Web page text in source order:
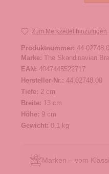
Zum Merkzettel hinzufügen
Produktnummer:
Marke: The Skandinavian
EAN: 4047445522717
Hersteller-Nr.: 44.02748.00
Tiefe: 2 cm
Breite: 13 cm
Höhe: 9 cm
Gewicht: 0,1 kg
Marken – vom